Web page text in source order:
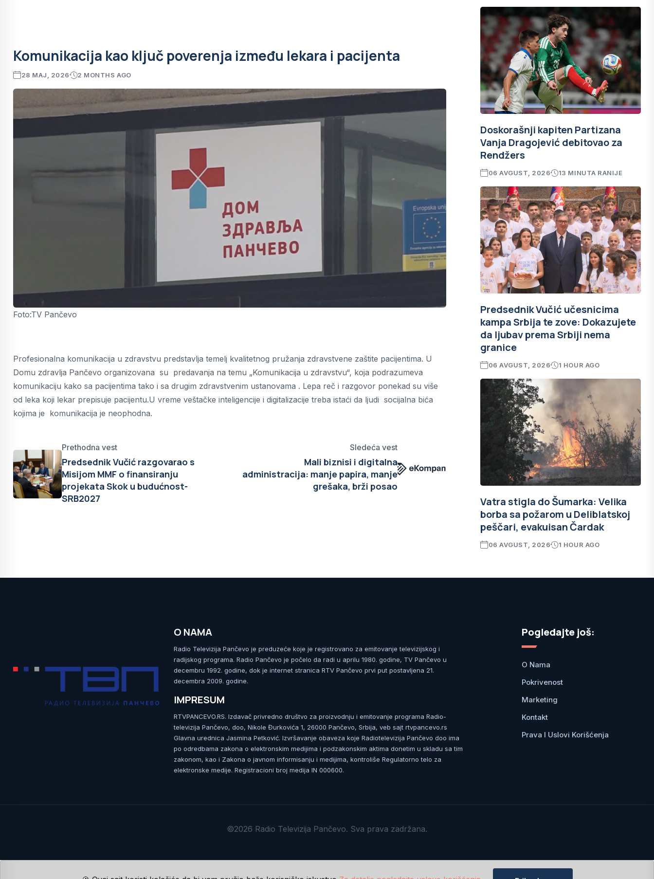
Komunikacija kao ključ poverenja između lekara i pacijenta
28 MAJ, 2026 2 MONTHS AGO
Foto:TV Pančevo
Profesionalna komunikacija u zdravstvu predstavlja temelj kvalitetnog pružanja zdravstvene zaštite pacijentima. U
Domu zdravlja Pančevo organizovana su predavanja na temu „Komunikacija u zdravstvu“, koja podrazumeva
komunikaciju kako sa pacijentima tako i sa drugim zdravstvenim ustanovama . Lepa reč i razgovor ponekad su više
od leka koji lekar prepisuje pacijentu.U vreme veštačke inteligencije i digitalizacije treba istaći da ljudi socijalna bića
kojima je komunikacija je neophodna.
Prethodna vest
Predsednik Vučić razgovarao s
Misijom MMF o finansiranju
projekata Skok u budućnost-
SRB2027
Sledeća vest
Mali biznisi i digitalna
administracija: manje papira, manje
grešaka, brži posao
Doskorašnji kapiten Partizana
Vanja Dragojević debitovao za
Rendžers
06 AVGUST, 2026 13 MINUTA RANIJE
Predsednik Vučić učesnicima
kampa Srbija te zove: Dokazujete
da ljubav prema Srbiji nema
granice
06 AVGUST, 2026 1 HOUR AGO
Vatra stigla do Šumarka: Velika
borba sa požarom u Deliblatskoj
peščari, evakuisan Čardak
06 AVGUST, 2026 1 HOUR AGO
O NAMA
Radio Televizija Pančevo je preduzeće koje je registrovano za emitovanje televizijskog i
radijskog programa. Radio Pančevo je počelo da radi u aprilu 1980. godine, TV Pančevo u
decembru 1992. godine, dok je internet stranica RTV Pančevo prvi put postavljena 21.
decembra 2009. godine.
IMPRESUM
RTVPANCEVO.RS. Izdavač privredno društvo za proizvodnju i emitovanje programa Radio-
televizija Pančevo, doo, Nikole Đurkovića 1, 26000 Pančevo, Srbija, veb sajt rtvpancevo.rs
Glavna urednica Jasmina Petković. Izvršavanje obaveza koje Radiotelevizija Pančevo doo ima
po odredbama zakona o elektronskim medijima i podzakonskim aktima donetim u skladu sa tim
zakonom, kao i Zakona o javnom informisanju i medijima, kontroliše Regulatorno telo za
elektronske medije. Registracioni broj medija IN 000600.
Pogledajte još:
O Nama
Pokrivenost
Marketing
Kontakt
Prava I Uslovi Korišćenja
©2026 Radio Televizija Pančevo. Sva prava zadržana.